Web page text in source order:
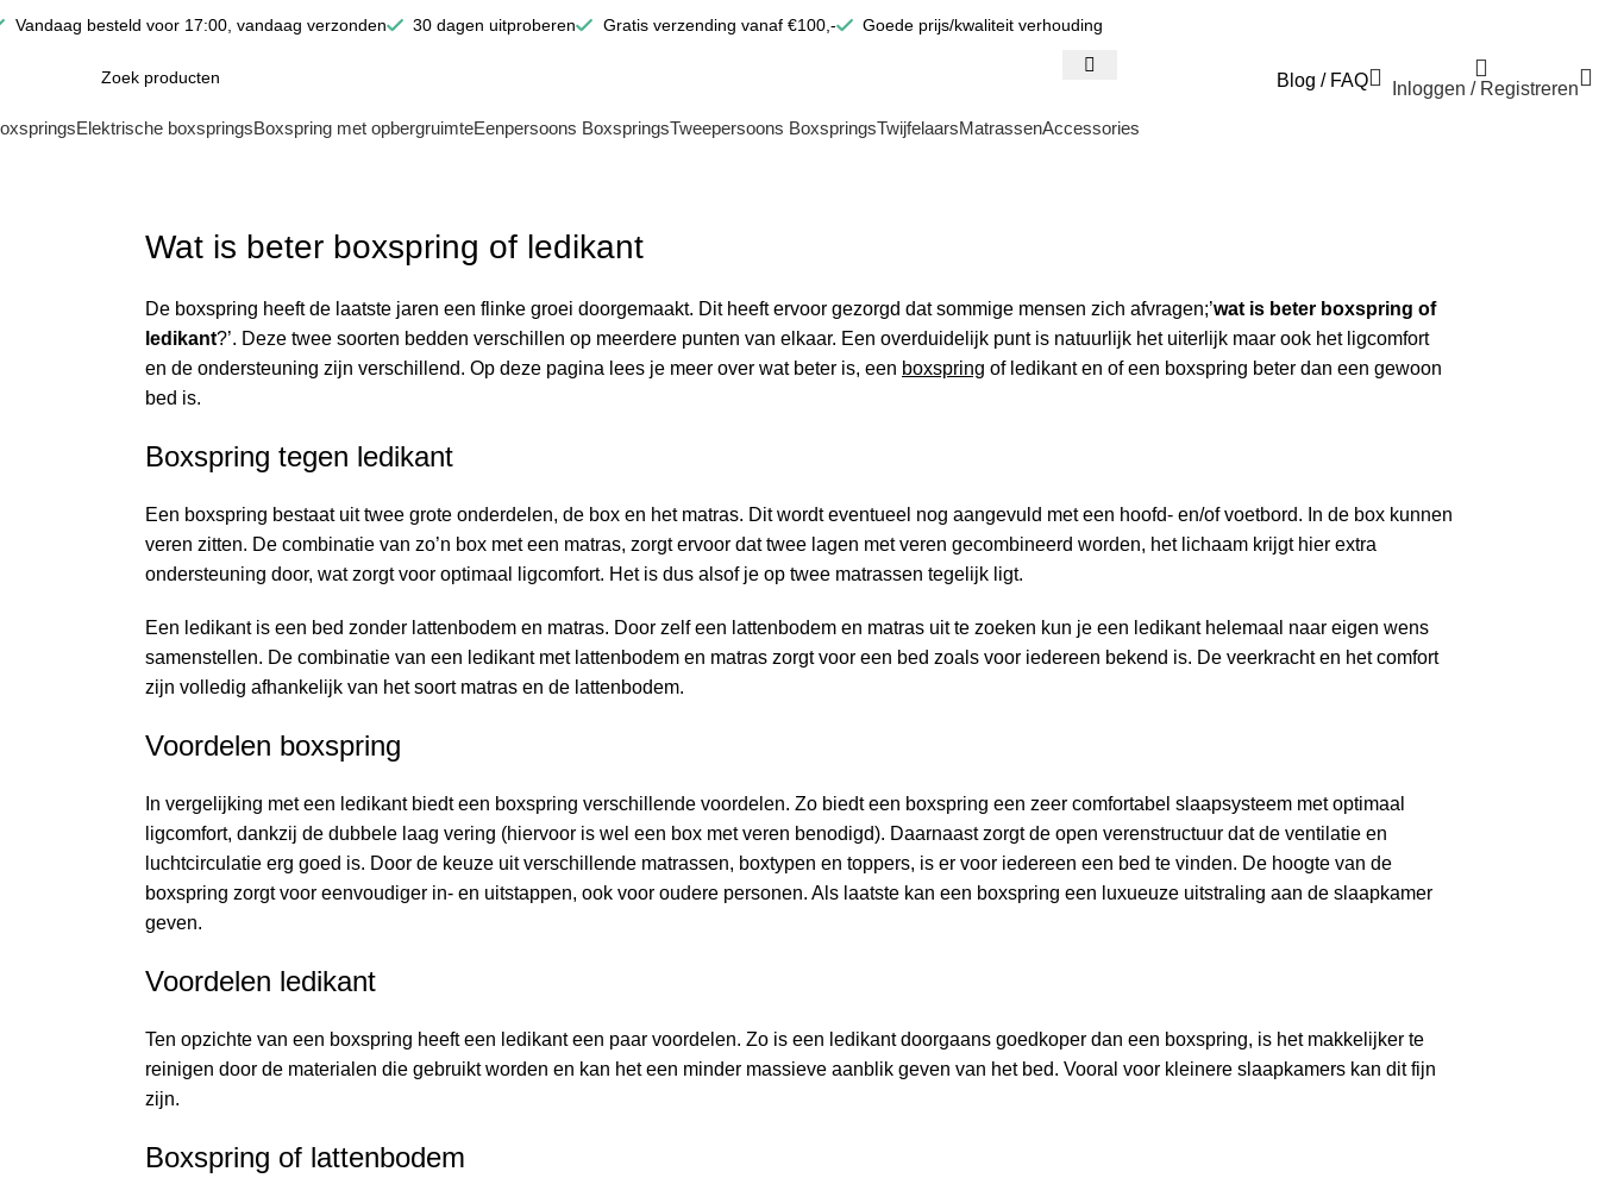
Vandaag besteld voor 17:00, vandaag verzonden 30 dagen uitproberen Gratis verzending vanaf €100,- Goede prijs/kwaliteit verhouding
Blog / FAQ
Inloggen / Registreren
Elektrische boxspringsBoxspring met opbergruimteEenpersoons BoxspringsTweepersoons BoxspringsTwijfelaarsMatrassenAccessories
Wat is beter boxspring of ledikant
De boxspring heeft de laatste jaren een flinke groei doorgemaakt. Dit heeft ervoor gezorgd dat sommige mensen zich afvragen;’wat is beter boxspring of
ledikant?’. Deze twee soorten bedden verschillen op meerdere punten van elkaar. Een overduidelijk punt is natuurlijk het uiterlijk maar ook het ligcomfort
en de ondersteuning zijn verschillend. Op deze pagina lees je meer over wat beter is, een boxspring of ledikant en of een boxspring beter dan een gewoon
bed is.
Boxspring tegen ledikant
Een boxspring bestaat uit twee grote onderdelen, de box en het matras. Dit wordt eventueel nog aangevuld met een hoofd- en/of voetbord. In de box kunnen
veren zitten. De combinatie van zo’n box met een matras, zorgt ervoor dat twee lagen met veren gecombineerd worden, het lichaam krijgt hier extra
ondersteuning door, wat zorgt voor optimaal ligcomfort. Het is dus alsof je op twee matrassen tegelijk ligt.
Een ledikant is een bed zonder lattenbodem en matras. Door zelf een lattenbodem en matras uit te zoeken kun je een ledikant helemaal naar eigen wens
samenstellen. De combinatie van een ledikant met lattenbodem en matras zorgt voor een bed zoals voor iedereen bekend is. De veerkracht en het comfort
zijn volledig afhankelijk van het soort matras en de lattenbodem.
Voordelen boxspring
In vergelijking met een ledikant biedt een boxspring verschillende voordelen. Zo biedt een boxspring een zeer comfortabel slaapsysteem met optimaal
ligcomfort, dankzij de dubbele laag vering (hiervoor is wel een box met veren benodigd). Daarnaast zorgt de open verenstructuur dat de ventilatie en
luchtcirculatie erg goed is. Door de keuze uit verschillende matrassen, boxtypen en toppers, is er voor iedereen een bed te vinden. De hoogte van de
boxspring zorgt voor eenvoudiger in- en uitstappen, ook voor oudere personen. Als laatste kan een boxspring een luxueuze uitstraling aan de slaapkamer
geven.
Voordelen ledikant
Ten opzichte van een boxspring heeft een ledikant een paar voordelen. Zo is een ledikant doorgaans goedkoper dan een boxspring, is het makkelijker te
reinigen door de materialen die gebruikt worden en kan het een minder massieve aanblik geven van het bed. Vooral voor kleinere slaapkamers kan dit fijn
zijn.
Boxspring of lattenbodem